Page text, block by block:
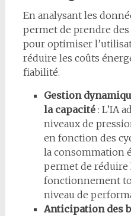
En analysant les
permet de prendre
pour optimiser
réduire les coûts
fiabilité.
Gestion
la capacité: L’IA
niveaux de
en fonction des
la consommation
permet de réduire
fonctionnement
niveau de
Anticipation des